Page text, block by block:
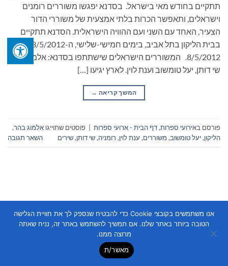
תתקיים בחודש מאי בישראל. בסדנא יפגשו משוררים רומנים
וישראלים, ותאפשר הכרות בלתי אמצעית של משוררי הדור
הצעיר, האחד עם השני ועם ההוויה הישראלית. הסדנא תתקיים
בבית הליקון בתל אביב, בימים חמישי-שלישי, ה-3/5/2012 –
8/5/2012. המשוררים הישראלים שישתתפו בסדנא: אלמוג בהר,
שי דותן, יעל טומשוב וענת לוין. לארץ יגיעו […]
המשך קריאה →
פורסם באירועי ספרות,דף הבית - ארועי ספרות פוסטים שתוייגו אלמוג בהר,
הליקון,יעל טומשוב, משוררים, ענת לוין, רומניה,שי דותן,שירים השאר תגובה
Copyright 2026 © Flatsome Theme
אנו משתמשים בקובצי Cookie כדי להבטיח שנספק לך את חוויית הגלישה
הטובה ביותר באתר שלנו. אם תמשיך להשתמש באתר זה, נניח שאתה
מרוצה ממנו.
מאשר/ת